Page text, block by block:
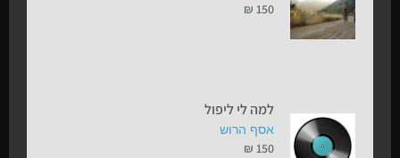
₪ 150
למה לי ליפול
אסף הרוש
₪ 150